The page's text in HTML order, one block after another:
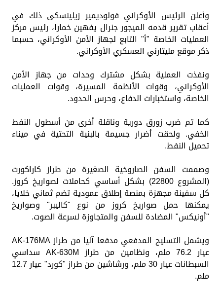
وأعلن الرئيس الأوكراني فولوديمير زيلينسكى ذلك في
أعقاب تقرير قدمه الميجور جنرال يفهين خمارا، رئيس مركز
العمليات الخاصة "أ" التابع لجهاز الأمن الأوكراني، حسبما
ذكر موقع مليتارني العسكري الأوكراني.
ونفذت العملية بشكل مشترك وحدات من جهاز الأمن
الأوكراني، وقوات الأنظمة المسيرة، وقوات العمليات
الخاصة، واستخبارات الدفاع، وحرس الحدود.
كما تم ضرب زورق دورية وناقلة أخرى من أسطول النفط
الخفي. ولحقت أضرار جسيمة بالبنية التحتية في ميناء
تحميل النفط.
وصممت السفن الصاروخية الصغيرة من طراز كاراكورت
(المشروع 22800) بشكل أساسي كحاملات لصواريخ كروز.
كل سفينة مجهزة بمنصة إطلاق عمودية تضم ثماني خلايا،
يمكنها حمل صواريخ كروز من نوع "كاليبر" وصواريخ
"أونيكس" المضادة للسفن والمتجاوزة لسرعة الصوت.
ويشمل التسليح المدفعي مدفعا آليا من طراز AK-176MA
عيار 76.2 ملم، ونظامين من طراز AK-630M سداسي
السبطانات عيار 30 ملم، ورشاشين من طراز "كورد" عيار 12.7
ملم.